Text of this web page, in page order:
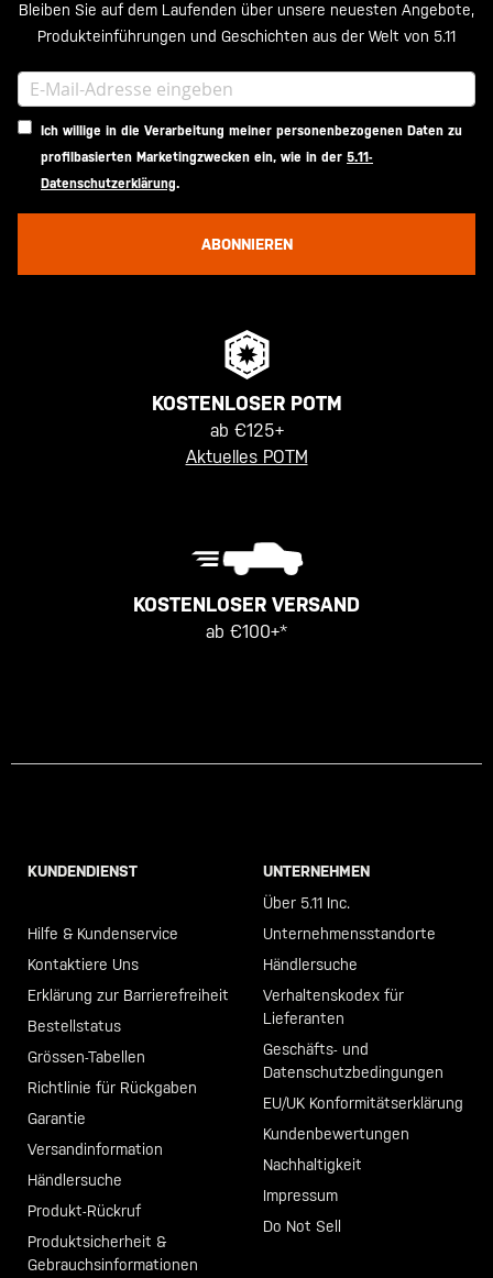
Bleiben Sie auf dem Laufenden über unsere neuesten Angebote,
Produkteinführungen und Geschichten aus der Welt von 5.11
Ich willige in die Verarbeitung meiner personenbezogenen Daten zu
profilbasierten Marketingzwecken ein, wie in der 5.11-
Datenschutzerklärung.
ABONNIEREN
KOSTENLOSER POTM
ab €125+
Aktuelles POTM
KOSTENLOSER VERSAND
ab €100+*
KUNDENDIENST
Hilfe & Kundenservice
Kontaktiere Uns
Erklärung zur Barrierefreiheit
Bestellstatus
Grössen-Tabellen
Richtlinie für Rückgaben
Garantie
Versandinformation
Händlersuche
Produkt-Rückruf
Produktsicherheit &
Gebrauchsinformationen
UNTERNEHMEN
Über 5.11 Inc.
Unternehmensstandorte
Händlersuche
Verhaltenskodex für
Lieferanten
Geschäfts- und
Datenschutzbedingungen
EU/UK Konformitätserklärung
Kundenbewertungen
Nachhaltigkeit
Impressum
Do Not Sell